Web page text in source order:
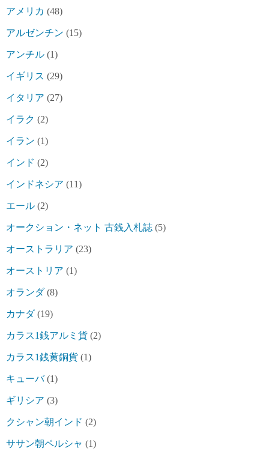
アメリカ (48)
アルゼンチン (15)
アンチル (1)
イギリス (29)
イタリア (27)
イラク (2)
イラン (1)
インド (2)
インドネシア (11)
エール (2)
オークション・ネット 古銭入札誌 (5)
オーストラリア (23)
オーストリア (1)
オランダ(8)
カナダ(19)
カラス1銭アルミ貨 (2)
カラス1銭黄銅貨 (1)
キューバ(1)
ギリシア (3)
クシャン朝インド (2)
ササン朝ペルシャ (1)